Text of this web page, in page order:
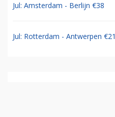
Jul: Amsterdam - Berlijn €38
Jul: Rotterdam - Antwerpen €21